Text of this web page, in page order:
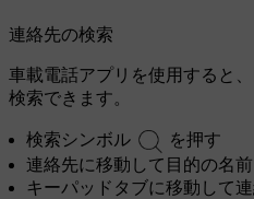
連絡先の検索
車載電話アプリを使用すると
検索できます。
検索シンボル
を押す
連絡先に移動して目的の名
キーパッドタブに移動して